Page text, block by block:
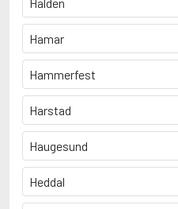
Hamar
Hammerfest
Harstad
Haugesund
Heddal